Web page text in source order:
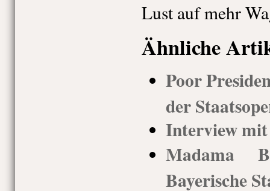
Lust auf mehr
Ähnliche
Poor
der
Interview
Madama
Bayerische